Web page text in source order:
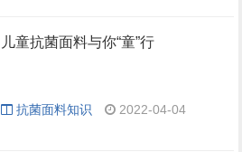
儿童抗菌面料与你“童”行
抗菌面料知识 2022-04-04